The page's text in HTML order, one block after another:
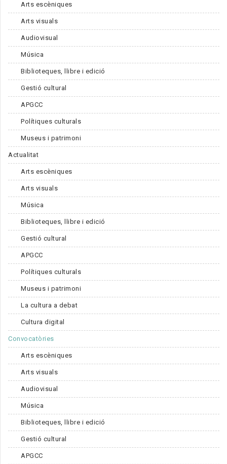
Arts escèniques
Arts visuals
Audiovisual
Música
Biblioteques, llibre i edició
Gestió cultural
APGCC
Polítiques culturals
Museus i patrimoni
Actualitat
Arts escèniques
Arts visuals
Música
Biblioteques, llibre i edició
Gestió cultural
APGCC
Polítiques culturals
Museus i patrimoni
La cultura a debat
Cultura digital
Convocatòries
Arts escèniques
Arts visuals
Audiovisual
Música
Biblioteques, llibre i edició
Gestió cultural
APGCC